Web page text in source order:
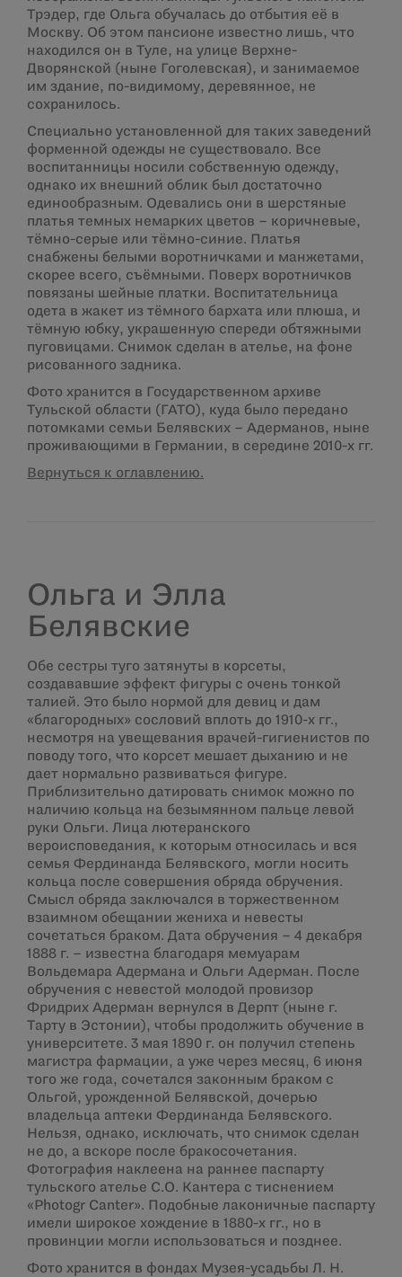
Трэдер, где Ольга обучалась до отбытия её в
Москву. Об этом пансионе известно лишь, что
находился он в Туле, на улице Верхне-
Дворянской (ныне Гоголевская), и занимаемое
им здание, по-видимому, деревянное, не
сохранилось.
Специально установленной для таких заведений
форменной одежды не существовало. Все
воспитанницы носили собственную одежду,
однако их внешний облик был достаточно
единообразным. Одевались они в шерстяные
платья темных немарких цветов – коричневые,
тёмно-серые или тёмно-синие. Платья
снабжены белыми воротничками и манжетами,
скорее всего, съёмными. Поверх воротничков
повязаны шейные платки. Воспитательница
одета в жакет из тёмного бархата или плюша, и
тёмную юбку, украшенную спереди обтяжными
пуговицами. Снимок сделан в ателье, на фоне
рисованного задника.
Фото хранится в Государственном архиве
Тульской области (ГАТО), куда было передано
потомками семьи Белявских – Адерманов, ныне
проживающими в Германии, в середине 2010-х гг.
Вернуться к оглавлению.
Ольга и Элла
Белявские
Обе сестры туго затянуты в корсеты,
создававшие эффект фигуры с очень тонкой
талией. Это было нормой для девиц и дам
«благородных» сословий вплоть до 1910-х гг.,
несмотря на увещевания врачей-гигиенистов по
поводу того, что корсет мешает дыханию и не
дает нормально развиваться фигуре.
Приблизительно датировать снимок можно по
наличию кольца на безымянном пальце левой
руки Ольги. Лица лютеранского
вероисповедания, к которым относилась и вся
семья Фердинанда Белявского, могли носить
кольца после совершения обряда обручения.
Смысл обряда заключался в торжественном
взаимном обещании жениха и невесты
сочетаться браком. Дата обручения – 4 декабря
1888 г. – известна благодаря мемуарам
Вольдемара Адермана и Ольги Адерман. После
обручения с невестой молодой провизор
Фридрих Адерман вернулся в Дерпт (ныне г.
Тарту в Эстонии), чтобы продолжить обучение в
университете. 3 мая 1890 г. он получил степень
магистра фармации, а уже через месяц, 6 июня
того же года, сочетался законным браком с
Ольгой, урожденной Белявской, дочерью
владельца аптеки Фердинанда Белявского.
Нельзя, однако, исключать, что снимок сделан
не до, а вскоре после бракосочетания.
Фотография наклеена на раннее паспарту
тульского ателье С.О. Кантера с тиснением
«Photogr Canter». Подобные лаконичные паспарту
имели широкое хождение в 1880-х гг., но в
провинции могли использоваться и позднее.
Фото хранится в фондах Музея-усадьбы Л. Н.